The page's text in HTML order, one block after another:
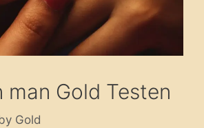
man Gold Testen
Gold